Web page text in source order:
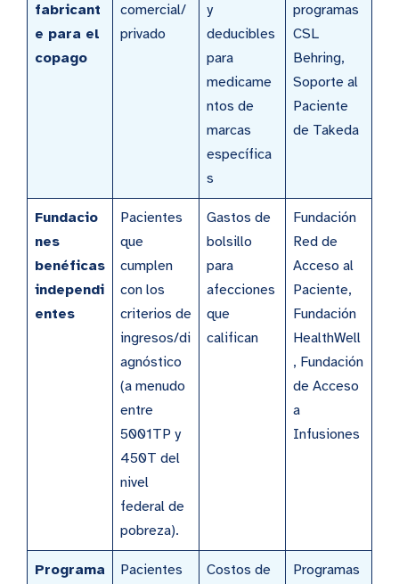
fabricant
e para el
copago
comercial/
privado
y
deducibles
para
medicame
ntos de
marcas
específica
s
programas
CSL
Behring,
Soporte al
Paciente
de Takeda
Fundacio
nes
benéficas
independi
entes
Pacientes
que
cumplen
con los
criterios de
ingresos/di
agnóstico
(a menudo
entre
5001TP y
450T del
nivel
federal de
pobreza).
Gastos de
bolsillo
para
afecciones
que
califican
Fundación
Red de
Acceso al
Paciente,
Fundación
HealthWell
, Fundación
de Acceso
a
Infusiones
Programa
Pacientes
Costos de
Programas